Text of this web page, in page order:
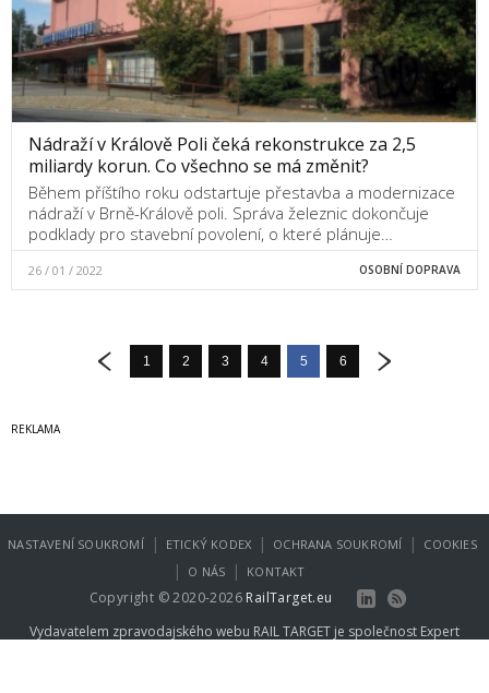
Nádraží v Králově Poli čeká rekonstrukce za 2,5
miliardy korun. Co všechno se má změnit?
Během příštího roku odstartuje přestavba a modernizace
nádraží v Brně-Králově poli. Správa železnic dokončuje
podklady pro stavební povolení, o které plánuje…
26 / 01 / 2022 OSOBNÍ DOPRAVA
1 2 3 4 5 6
NASTAVENÍ SOUKROMÍ | ETICKÝ KODEX | OCHRANA SOUKROMÍ | COOKIES
| O NÁS | KONTAKT
Copyright © 2020-2026 RailTarget.eu
Vydavatelem zpravodajského webu RAIL TARGET je společnost Expert